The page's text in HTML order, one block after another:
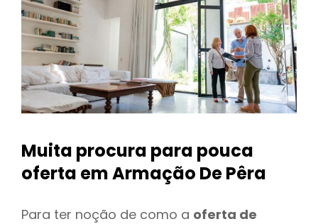
Muita procura para pouca
oferta em Armação De Pêra
Para ter noção de como a oferta de